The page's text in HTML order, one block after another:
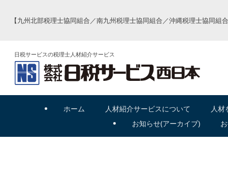
【九州北部税理士協同組合／南九州税理士協同組合／沖縄税理士協同
日税サービスの税理士人材紹介サービス
ホーム 人材紹介サービスについて 人材
お知らせ(アーカイブ) お